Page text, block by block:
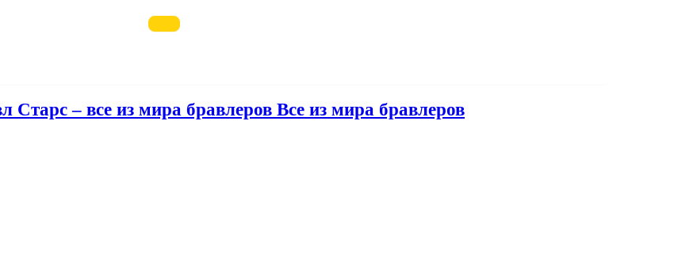
Старс – все из мира бравлеров Все из мира бравлеров